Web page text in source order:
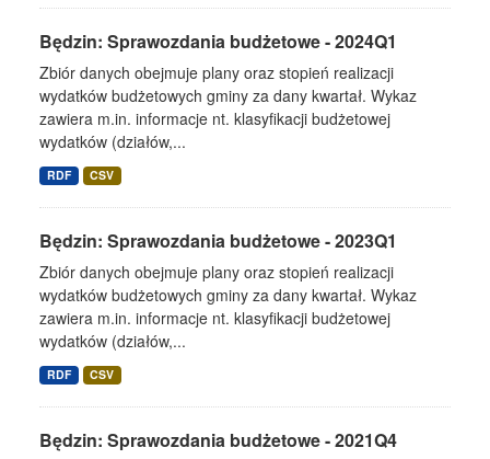
Będzin: Sprawozdania budżetowe - 2024Q1
Zbiór danych obejmuje plany oraz stopień realizacji
wydatków budżetowych gminy za dany kwartał. Wykaz
zawiera m.in. informacje nt. klasyfikacji budżetowej
wydatków (działów,...
RDF CSV
Będzin: Sprawozdania budżetowe - 2023Q1
Zbiór danych obejmuje plany oraz stopień realizacji
wydatków budżetowych gminy za dany kwartał. Wykaz
zawiera m.in. informacje nt. klasyfikacji budżetowej
wydatków (działów,...
RDF CSV
Będzin: Sprawozdania budżetowe - 2021Q4